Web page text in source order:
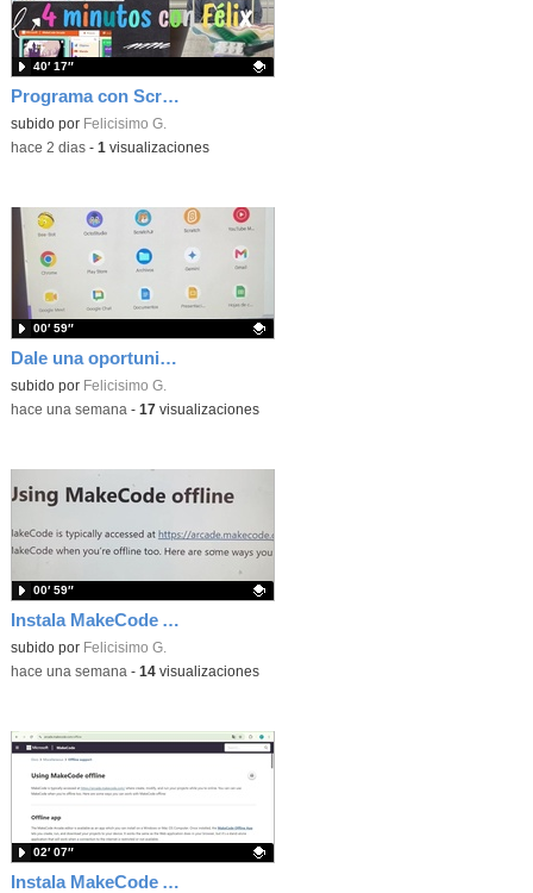
Programa con Scratch juegos con los partidos del mundial 2026 ganados por España
Contenido educativo.
subido por Felicisimo G.
40′ 17″
-hace 2 dias- 1 visualizaciones
Dale una oportunidad a los Chromebooks y utiliza un proyector para realizar talleres si no tienes pantallas táctiles
Contenido educativo.
subido por Felicisimo G.
00′ 59″
-hace una semana - 17 visualizaciones
Instala MakeCode Arcade para trabajar offline en tu tablet, ordenador, Chromebook
Contenido educativo.
subido por Felicisimo G.
00′ 59″
-hace una semana - 14visualizaciones
Instala MakeCode Arcade offline para programar grandes juegos sin necesidad de Internet
02′ 07″